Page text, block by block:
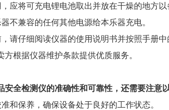
将可充电锂电池取出并放在干燥的地方以
兼容的任何其他电源给本乐器充电。
仔细阅读仪器的使用说明书并按照手册中
根据仪器维护条款提供优质服务。
全检测仪的准确性和可靠性，还需要注意
保养，确保设备处于良好的工作状态。